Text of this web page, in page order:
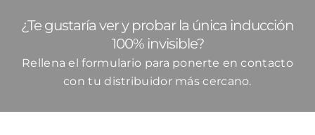
¿Te gustaría ver y probar la única inducción
100% invisible?
Rellena el formulario para ponerte en contacto
con tu distribuidor más cercano.